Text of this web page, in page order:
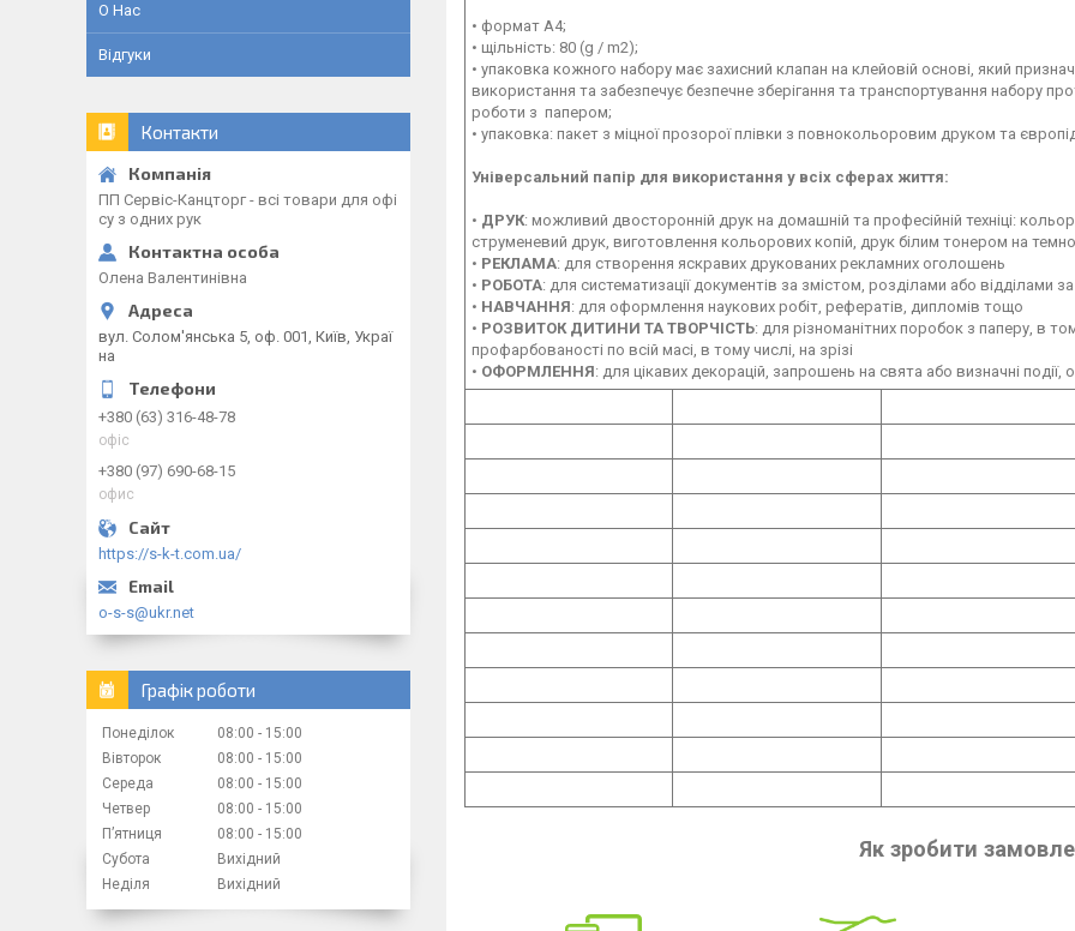
• формат А4;
• щільність: 80 (g / m2);
• упаковка кожного набору має захисний клапан на клейовій основі, який
використання та забезпечує безпечне зберігання та транспортування набору
роботи з папером;
• упаковка: пакет з міцної прозорої плівки з повнокольоровим друком та
Універсальний папір для використання у всіх сферах життя:
• ДРУК: можливий двосторонній друк на домашній та професійній техніці:
струменевий друк, виготовлення кольорових копій, друк білим тонером на
• РЕКЛАМА: для створення яскравих друкованих рекламних оголошень
• РОБОТА: для систематизації документів за змістом, розділами або відділами
• НАВЧАННЯ: для оформлення наукових робіт, рефератів, дипломів тощо
• РОЗВИТОК ДИТИНИ ТА ТВОРЧІСТЬ: для різноманітних поробок з паперу, в
профарбованості по всій масі, в тому числі, на зрізі
• ОФОРМЛЕННЯ: для цікавих декорацій, запрошень на свята або визначні
Як зробити
О Нас
Відгуки
Контакти
ПП Сервіс-Канцторг - всі товари для офі
су з одних рук
Олена Валентинівна
вул. Солом'янська 5, оф. 001, Київ, Украї
на
+380 (63) 316-48-78
офіс
+380 (97) 690-68-15
офис
https://s-k-t.com.ua/
o-s-s@ukr.net
Графік роботи
Понеділок 08:00
15:00
Вівторок
08:00
15:00
Середа
08:00
15:00
Четвер
08:00
15:00
Пʼятниця
08:00
15:00
Субота
Вихідний
Неділя
Вихідний